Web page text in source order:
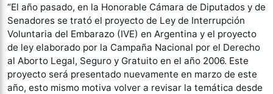
“El año pasado, en la Honorable Cámara de Diputados y de
Senadores se trató el proyecto de Ley de Interrupción
Voluntaria del Embarazo (IVE) en Argentina y el proyecto
de ley elaborado por la Campaña Nacional por el Derecho
al Aborto Legal, Seguro y Gratuito en el año 2006. Este
proyecto será presentado nuevamente en marzo de este
año, esto mismo motiva volver a revisar la temática desde